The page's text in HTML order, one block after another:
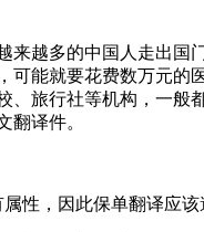
来越多的中国人走出
可能就要花费数万元
、旅行社等机构，一
翻译件。
性，因此保单翻译应